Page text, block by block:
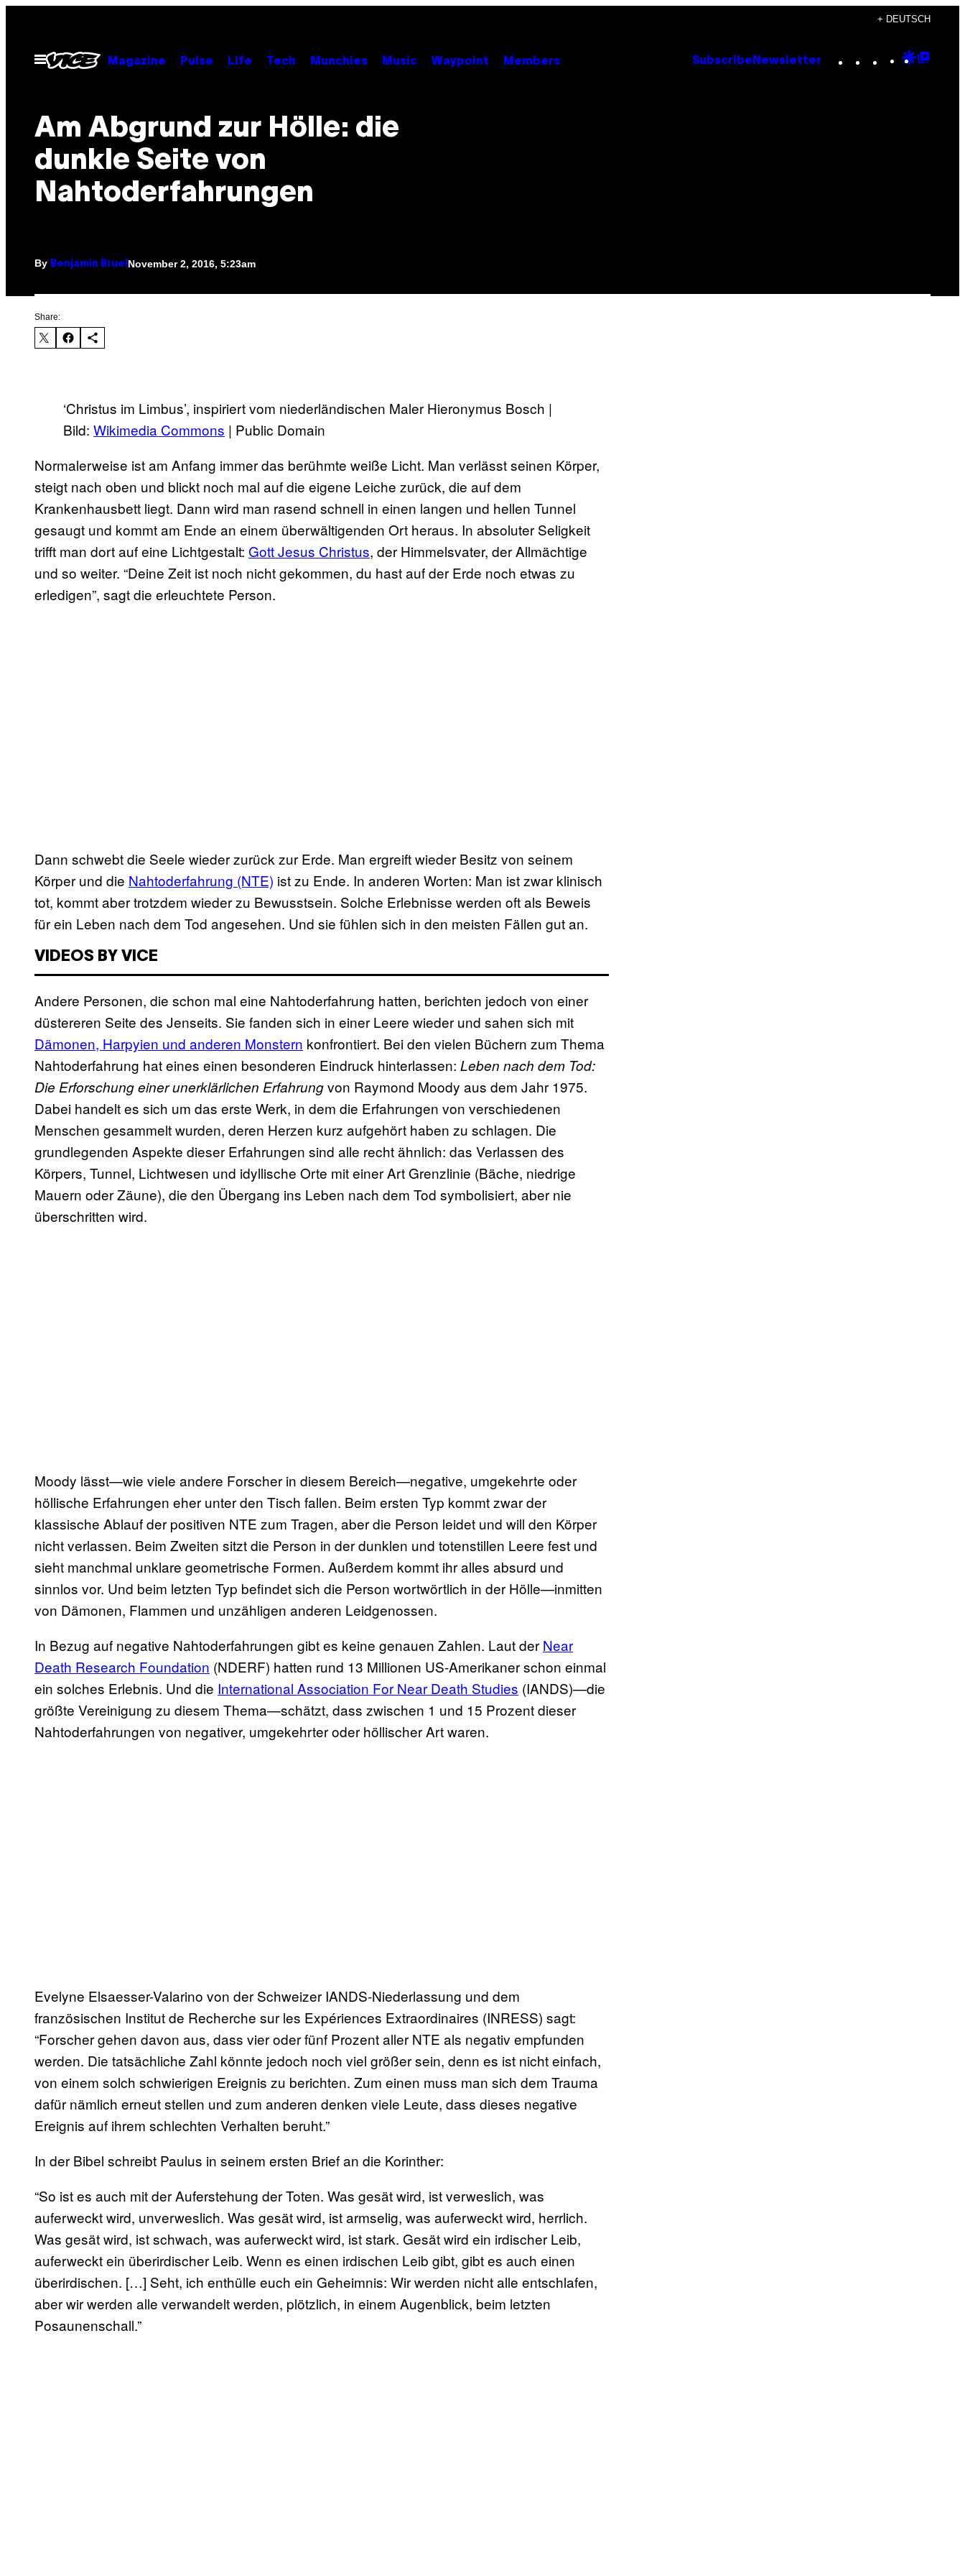
content
+ DEUTSCH
Open
Menu
Magazine Pulse Life Tech Munchies Music Waypoint Members Subscribe Newsletter Instagram
TikTok
YouTube
Google
Am Abgrund zur Hölle: die
dunkle Seite von
Nahtoderfahrungen
By Benjamin Bruel November 2, 2016, 5:23am
Share:
‘Christus im Limbus’, inspiriert vom niederländischen Maler Hieronymus Bosch |
Bild: Wikimedia Commons | Public Domain
Normalerweise ist am Anfang immer das berühmte weiße Licht. Man verlässt seinen Körper,
steigt nach oben und blickt noch mal auf die eigene Leiche zurück, die auf dem
Krankenhausbett liegt. Dann wird man rasend schnell in einen langen und hellen Tunnel
gesaugt und kommt am Ende an einem überwältigenden Ort heraus. In absoluter Seligkeit
trifft man dort auf eine Lichtgestalt: Gott Jesus Christus, der Himmelsvater, der Allmächtige
und so weiter. “Deine Zeit ist noch nicht gekommen, du hast auf der Erde noch etwas zu
erledigen”, sagt die erleuchtete Person.
Dann schwebt die Seele wieder zurück zur Erde. Man ergreift wieder Besitz von seinem
Körper und die Nahtoderfahrung (NTE) ist zu Ende. In anderen Worten: Man ist zwar klinisch
tot, kommt aber trotzdem wieder zu Bewusstsein. Solche Erlebnisse werden oft als Beweis
für ein Leben nach dem Tod angesehen. Und sie fühlen sich in den meisten Fällen gut an.
VIDEOS BY VICE
Andere Personen, die schon mal eine Nahtoderfahrung hatten, berichten jedoch von einer
düstereren Seite des Jenseits. Sie fanden sich in einer Leere wieder und sahen sich mit
Dämonen, Harpyien und anderen Monstern konfrontiert. Bei den vielen Büchern zum Thema
Nahtoderfahrung hat eines einen besonderen Eindruck hinterlassen: Leben nach dem Tod:
Die Erforschung einer unerklärlichen Erfahrungvon Raymond Moody aus dem Jahr 1975.
Dabei handelt es sich um das erste Werk, in dem die Erfahrungen von verschiedenen
Menschen gesammelt wurden, deren Herzen kurz aufgehört haben zu schlagen. Die
grundlegenden Aspekte dieser Erfahrungen sind alle recht ähnlich: das Verlassen des
Körpers, Tunnel, Lichtwesen und idyllische Orte mit einer Art Grenzlinie (Bäche, niedrige
Mauern oder Zäune), die den Übergang ins Leben nach dem Tod symbolisiert, aber nie
überschritten wird.
Moody lässt—wie viele andere Forscher in diesem Bereich—negative, umgekehrte oder
höllische Erfahrungen eher unter den Tisch fallen. Beim ersten Typ kommt zwar der
klassische Ablauf der positiven NTE zum Tragen, aber die Person leidet und will den Körper
nicht verlassen. Beim Zweiten sitzt die Person in der dunklen und totenstillen Leere fest und
sieht manchmal unklare geometrische Formen. Außerdem kommt ihr alles absurd und
sinnlos vor. Und beim letzten Typ befindet sich die Person wortwörtlich in der Hölle—inmitten
von Dämonen, Flammen und unzähligen anderen Leidgenossen.
In Bezug auf negative Nahtoderfahrungen gibt es keine genauen Zahlen. Laut der Near
Death Research Foundation (NDERF) hatten rund 13 Millionen US-Amerikaner schon einmal
ein solches Erlebnis. Und die International Association For Near Death Studies (IANDS)—die
größte Vereinigung zu diesem Thema—schätzt, dass zwischen 1 und 15 Prozent dieser
Nahtoderfahrungen von negativer, umgekehrter oder höllischer Art waren.
Evelyne Elsaesser-Valarino von der Schweizer IANDS-Niederlassung und dem
französischen Institut de Recherche sur les Expériences Extraordinaires (INRESS) sagt:
“Forscher gehen davon aus, dass vier oder fünf Prozent aller NTE als negativ empfunden
werden. Die tatsächliche Zahl könnte jedoch noch viel größer sein, denn es ist nicht einfach,
von einem solch schwierigen Ereignis zu berichten. Zum einen muss man sich dem Trauma
dafür nämlich erneut stellen und zum anderen denken viele Leute, dass dieses negative
Ereignis auf ihrem schlechten Verhalten beruht.”
In der Bibel schreibt Paulus in seinem ersten Brief an die Korinther:
“So ist es auch mit der Auferstehung der Toten. Was gesät wird, ist verweslich, was
auferweckt wird, unverweslich. Was gesät wird, ist armselig, was auferweckt wird, herrlich.
Was gesät wird, ist schwach, was auferweckt wird, ist stark. Gesät wird ein irdischer Leib,
auferweckt ein überirdischer Leib. Wenn es einen irdischen Leib gibt, gibt es auch einen
überirdischen. […] Seht, ich enthülle euch ein Geheimnis: Wir werden nicht alle entschlafen,
aber wir werden alle verwandelt werden, plötzlich, in einem Augenblick, beim letzten
Posaunenschall.”